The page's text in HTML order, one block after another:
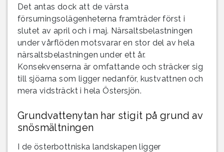
Det antas dock att de värsta
försurningsolägenheterna framträder först i
slutet av april och i maj. Närsaltsbelastningen
under vårflöden motsvarar en stor del av hela
närsaltsbelastningen under ett år.
Konsekvenserna är omfattande och sträcker sig
till sjöarna som ligger nedanför, kustvattnen och
mera vidsträckt i hela Östersjön.
Grundvattenytan har stigit på grund av
snösmältningen
I de österbottniska landskapen ligger